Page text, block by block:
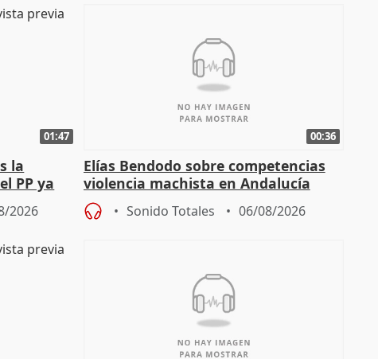
01:47
la
PP ya
2026
00:36
Elías Bendodo sobre competencias
violencia machista en Andalucía
Sonido Totales 06/08/2026